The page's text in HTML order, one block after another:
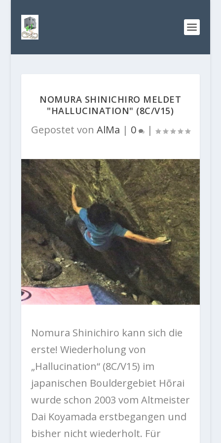
NOMURA SHINICHIRO MELDET
"HALLUCINATION" (8C/V15)
Gepostet von AlMa | 0 |
Nomura Shinichiro kann sich die
erste! Wiederholung von
„Hallucination“ (8C/V15) im
japanischen Bouldergebiet Hōrai
wurde schon 2003 vom Altmeister
Dai Koyamada erstbegangen und
bisher nicht wiederholt. Für